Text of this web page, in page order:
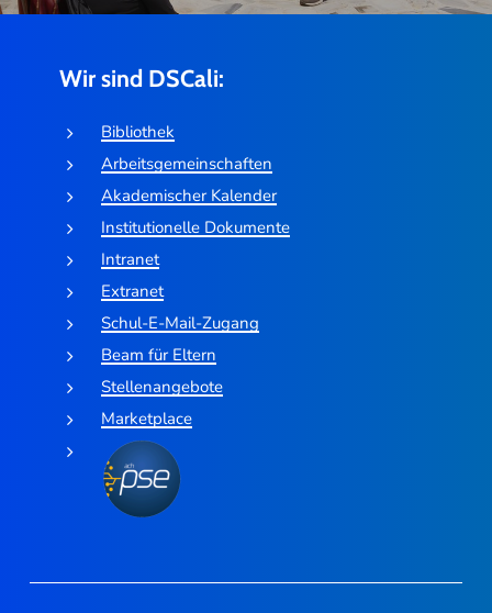
Wir sind DSCali:
Bibliothek
Arbeitsgemeinschaften
Akademischer Kalender
Institutionelle Dokumente
Intranet
Extranet
Schul-E-Mail-Zugang
Beam für Eltern
Stellenangebote
Marketplace